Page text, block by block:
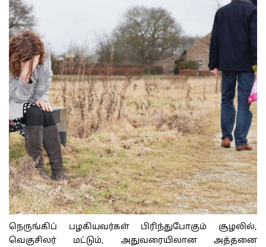
நெருங்கிப் பழகியவர்கள் பிரிந்துபோகும் சூழலில்,
வெகுசிலர் மட்டும், அதுவரையிலான அத்தனை